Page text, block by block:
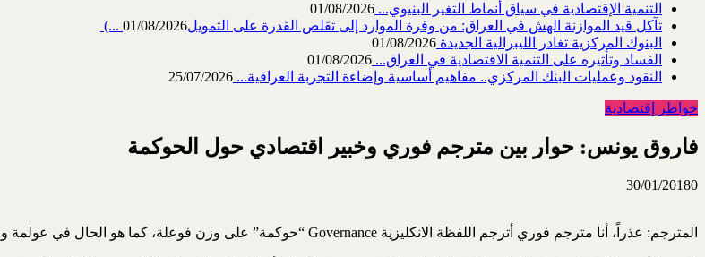
التنمية الإقتصادية في سياق أنماط التغير البنيوي... 01/08/2026
تآكل قيد الموازنة الهش في العراق: من وفرة الموارد إلى تقلص القدرة على التمويل‎ (...01/08/2026
البنوك المركزية تغادر الليبرالية الجديدة 01/08/2026
الفساد وتأثيره على التنمية الاقتصادية في العراق... 01/08/2026
النقود وعمليات البنك المركزي.. مفاهيم أساسية وإضاءة التجربة العراقية... 25/07/2026
خواطر إقتصادية
فاروق يونس: حوار بين مترجم فوري وخبير اقتصادي حول الحوكمة
30/01/20180
المترجم: عذراً، أنا مترجم فوري أترجم اللفظة الانكليزية Governance “حوكمة” على وزن فوعلة، كما هو الحال في عولمة وحوسبة، لكن بعض المترجمين يترجمونها الحكامة او الحاكمية. ما رأيك؟